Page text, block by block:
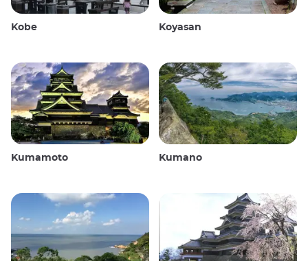
Kobe Koyasan
Kumamoto Kumano